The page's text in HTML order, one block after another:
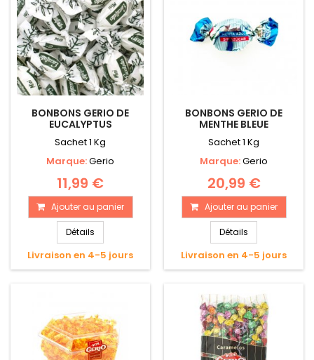
BONBONS GERIO DE
EUCALYPTUS
Sachet 1 Kg
Marque:Gerio
11,99 €
Ajouter au panier
Détails
Livraison en 4-5 jours
BONBONS GERIO DE
MENTHE BLEUE
Sachet 1 Kg
Marque:Gerio
20,99 €
Ajouter au panier
Détails
Livraison en 4-5 jours